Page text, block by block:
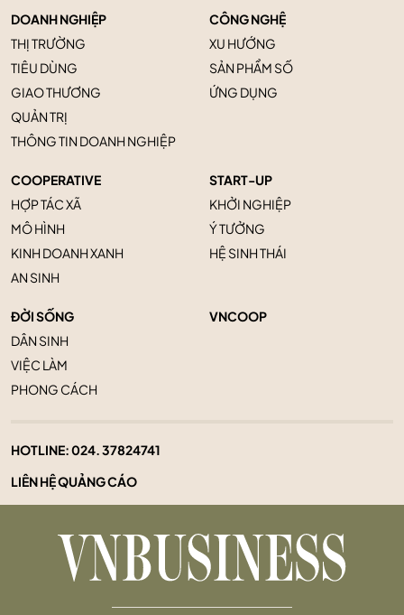
DOANH NGHIỆP
THỊ TRƯỜNG
TIÊU DÙNG
GIAO THƯƠNG
QUẢN TRỊ
THÔNG TIN DOANH NGHIỆP
CÔNG NGHỆ
XU HƯỚNG
SẢN PHẨM SỐ
ỨNG DỤNG
COOPERATIVE
HỢP TÁC XÃ
MÔ HÌNH
KINH DOANH XANH
AN SINH
START-UP
KHỞI NGHIỆP
Ý TƯỞNG
HỆ SINH THÁI
ĐỜI SỐNG
DÂN SINH
VIỆC LÀM
PHONG CÁCH
VNCOOP
HOTLINE:024. 37824741
LIÊN HỆ QUẢNG CÁO